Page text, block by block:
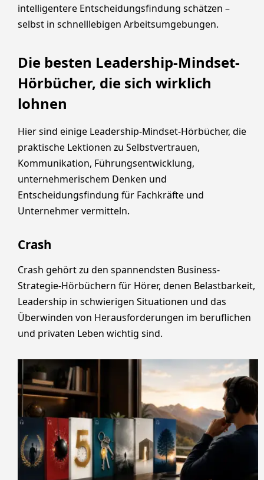
intelligentere Entscheidungsfindung schätzen –
selbst in schnelllebigen Arbeitsumgebungen.
Die besten Leadership-Mindset-
Hörbücher, die sich wirklich
lohnen
Hier sind einige Leadership-Mindset-Hörbücher, die
praktische Lektionen zu Selbstvertrauen,
Kommunikation, Führungsentwicklung,
unternehmerischem Denken und
Entscheidungsfindung für Fachkräfte und
Unternehmer vermitteln.
Crash
Crash gehört zu den spannendsten Business-
Strategie-Hörbüchern für Hörer, denen Belastbarkeit,
Leadership in schwierigen Situationen und das
Überwinden von Herausforderungen im beruflichen
und privaten Leben wichtig sind.